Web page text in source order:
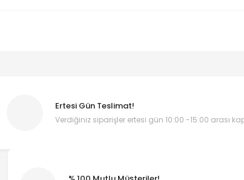
Ertesi Gün Teslimat!
Verdiğiniz siparişler ertesi gün 10:00 -15:00 arası